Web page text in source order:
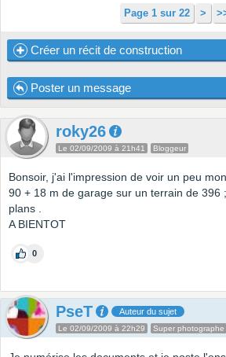
Page 1 sur 22 >
Créer un récit de construction
Poster un message
roky26
Le 02/09/2009 à 21h41 Bloggeur
Bonsoir, j'ai l'impression de voir un peu
90 + 18 m de garage sur un terrain de 396
plans .
A BIENTOT
0
PseT Auteur du sujet
Le 02/09/2009 à 22h29 Super photographe